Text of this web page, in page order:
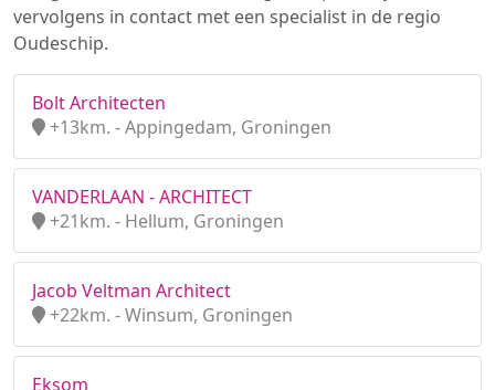
vervolgens in contact met een specialist in de regio
Oudeschip.
Bolt Architecten
+13km. - Appingedam, Groningen
VANDERLAAN - ARCHITECT
+21km. - Hellum, Groningen
Jacob Veltman Architect
+22km. - Winsum, Groningen
Eksom